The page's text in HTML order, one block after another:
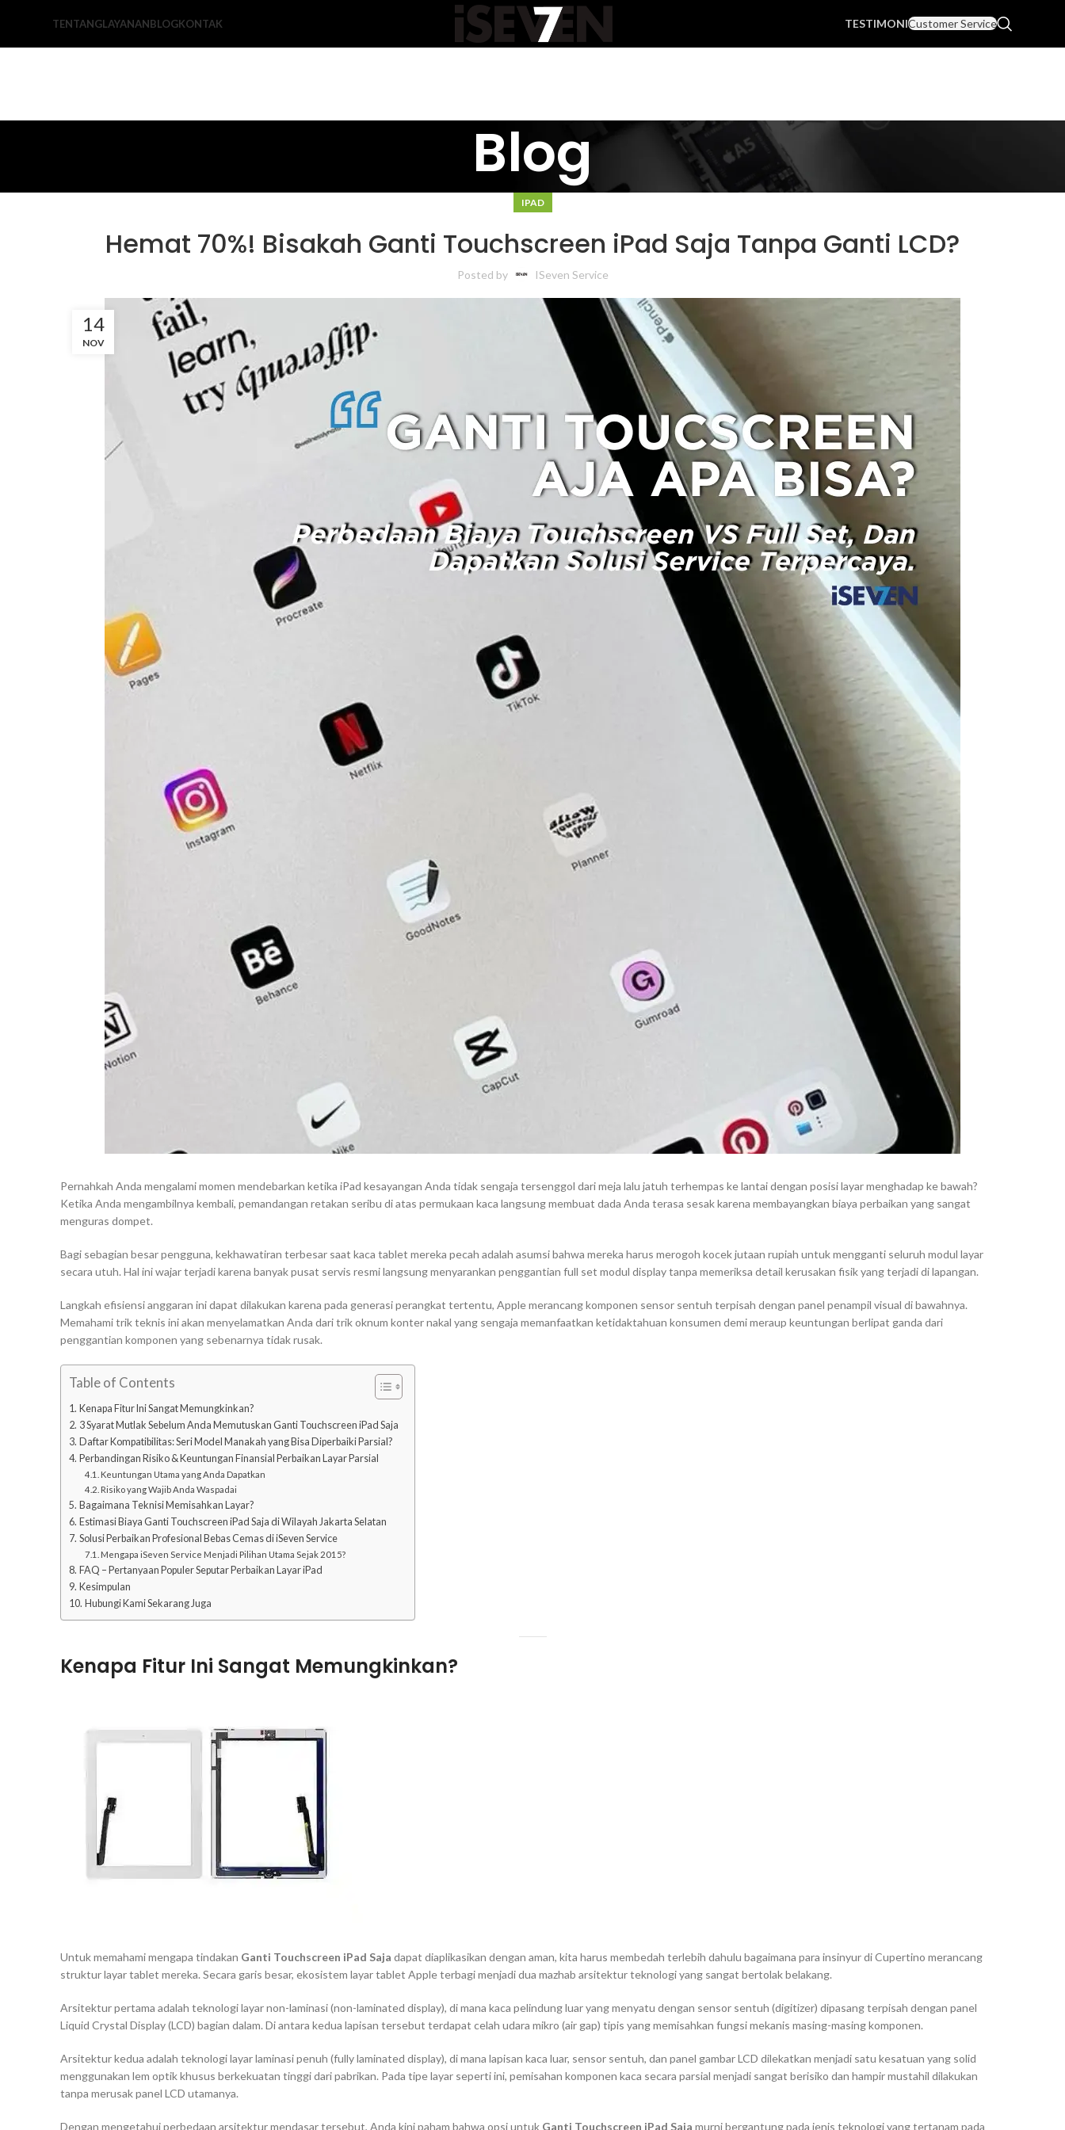
TENTANGLAYANANBLOGKONTAK TESTIMONICustomer Service
Blog
IPAD
Hemat 70%! Bisakah Ganti Touchscreen iPad Saja Tanpa Ganti LCD?
Posted by ISeven Service
14
NOV
Pernahkah Anda mengalami momen mendebarkan ketika iPad kesayangan Anda tidak sengaja tersenggol dari meja lalu jatuh terhempas ke lantai dengan posisi layar menghadap ke bawah?
Ketika Anda mengambilnya kembali, pemandangan retakan seribu di atas permukaan kaca langsung membuat dada Anda terasa sesak karena membayangkan biaya perbaikan yang sangat
menguras dompet.
Bagi sebagian besar pengguna, kekhawatiran terbesar saat kaca tablet mereka pecah adalah asumsi bahwa mereka harus merogoh kocek jutaan rupiah untuk mengganti seluruh modul layar
secara utuh. Hal ini wajar terjadi karena banyak pusat servis resmi langsung menyarankan penggantian full set modul display tanpa memeriksa detail kerusakan fisik yang terjadi di lapangan.
Langkah efisiensi anggaran ini dapat dilakukan karena pada generasi perangkat tertentu, Apple merancang komponen sensor sentuh terpisah dengan panel penampil visual di bawahnya.
Memahami trik teknis ini akan menyelamatkan Anda dari trik oknum konter nakal yang sengaja memanfaatkan ketidaktahuan konsumen demi meraup keuntungan berlipat ganda dari
penggantian komponen yang sebenarnya tidak rusak.
Table of Contents
Kenapa Fitur Ini Sangat Memungkinkan?
3 Syarat Mutlak Sebelum Anda Memutuskan Ganti Touchscreen iPad Saja
Daftar Kompatibilitas: Seri Model Manakah yang Bisa Diperbaiki Parsial?
Perbandingan Risiko & Keuntungan Finansial Perbaikan Layar Parsial
Keuntungan Utama yang Anda Dapatkan
Risiko yang Wajib Anda Waspadai
Bagaimana Teknisi Memisahkan Layar?
Estimasi Biaya Ganti Touchscreen iPad Saja di Wilayah Jakarta Selatan
Solusi Perbaikan Profesional Bebas Cemas di iSeven Service
Mengapa iSeven Service Menjadi Pilihan Utama Sejak 2015?
FAQ – Pertanyaan Populer Seputar Perbaikan Layar iPad
Kesimpulan
Hubungi Kami Sekarang Juga
Kenapa Fitur Ini Sangat Memungkinkan?
Untuk memahami mengapa tindakan Ganti Touchscreen iPad Saja dapat diaplikasikan dengan aman, kita harus membedah terlebih dahulu bagaimana para insinyur di Cupertino merancang
struktur layar tablet mereka. Secara garis besar, ekosistem layar tablet Apple terbagi menjadi dua mazhab arsitektur teknologi yang sangat bertolak belakang.
Arsitektur pertama adalah teknologi layar non-laminasi (non-laminated display), di mana kaca pelindung luar yang menyatu dengan sensor sentuh (digitizer) dipasang terpisah dengan panel
Liquid Crystal Display (LCD) bagian dalam. Di antara kedua lapisan tersebut terdapat celah udara mikro (air gap) tipis yang memisahkan fungsi mekanis masing-masing komponen.
Arsitektur kedua adalah teknologi layar laminasi penuh (fully laminated display), di mana lapisan kaca luar, sensor sentuh, dan panel gambar LCD dilekatkan menjadi satu kesatuan yang solid
menggunakan lem optik khusus berkekuatan tinggi dari pabrikan. Pada tipe layar seperti ini, pemisahan komponen kaca secara parsial menjadi sangat berisiko dan hampir mustahil dilakukan
tanpa merusak panel LCD utamanya.
Dengan mengetahui perbedaan arsitektur mendasar tersebut, Anda kini paham bahwa opsi untuk Ganti Touchscreen iPad Saja murni bergantung pada jenis teknologi yang tertanam pada